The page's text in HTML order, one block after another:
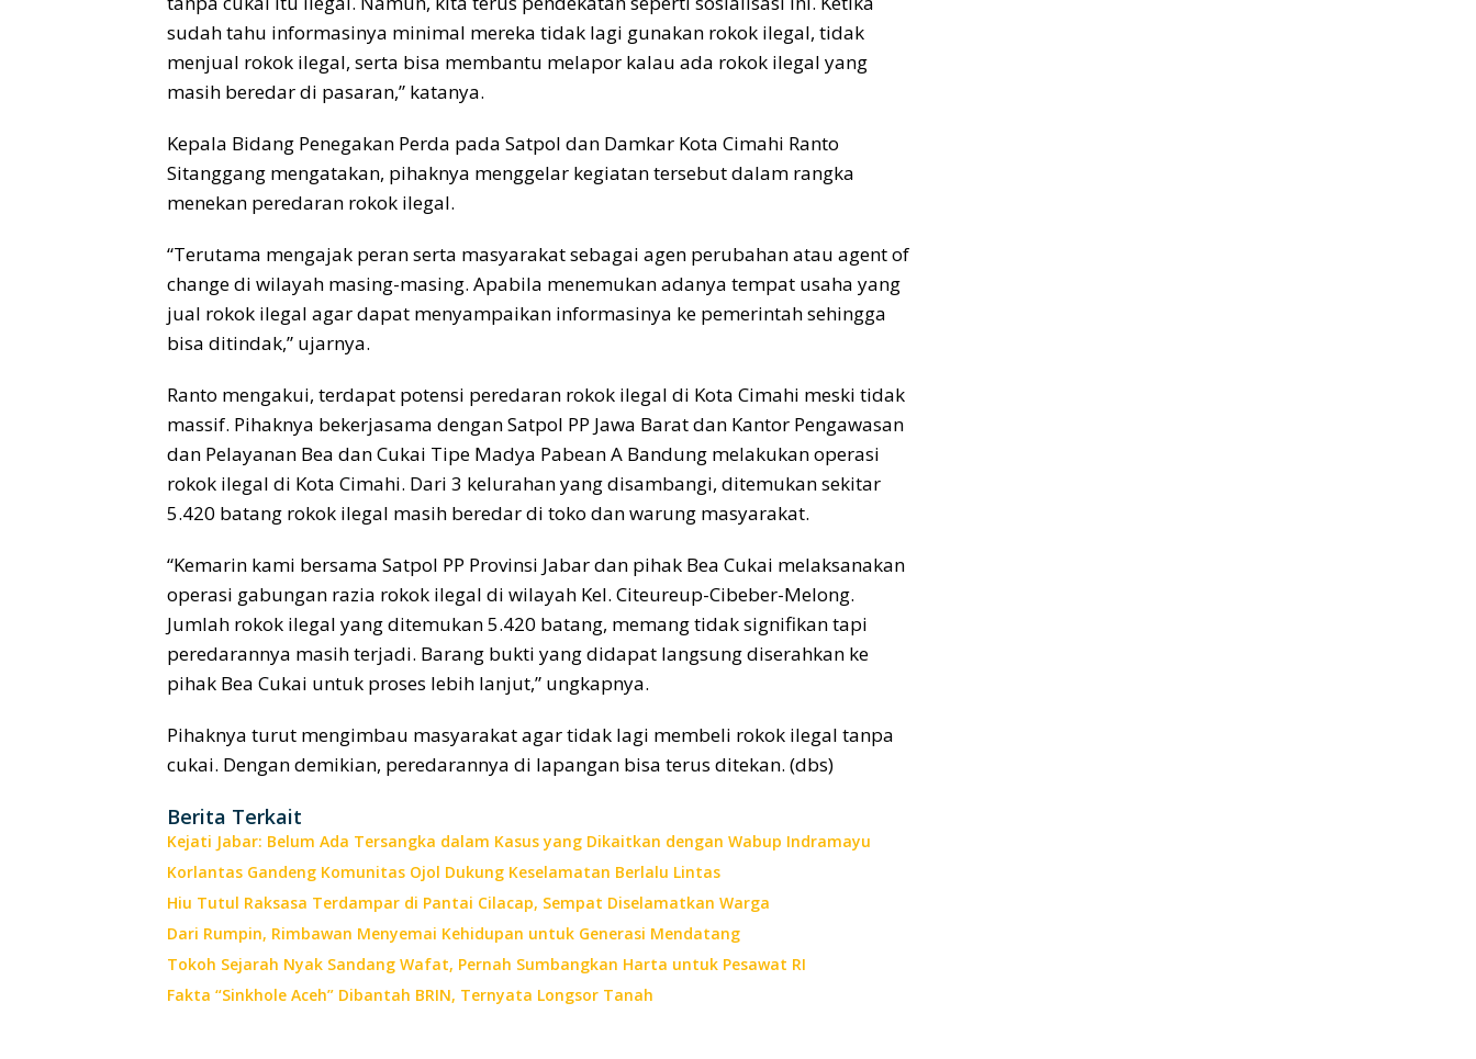
sudah tahu informasinya minimal mereka tidak lagi gunakan rokok ilegal, tidak
menjual rokok ilegal, serta bisa membantu melapor kalau ada rokok ilegal yang
masih beredar di pasaran,” katanya.
Kepala Bidang Penegakan Perda pada Satpol dan Damkar Kota Cimahi Ranto
Sitanggang mengatakan, pihaknya menggelar kegiatan tersebut dalam rangka
menekan peredaran rokok ilegal.
“Terutama mengajak peran serta masyarakat sebagai agen perubahan atau agent of
change di wilayah masing-masing. Apabila menemukan adanya tempat usaha yang
jual rokok ilegal agar dapat menyampaikan informasinya ke pemerintah sehingga
bisa ditindak,” ujarnya.
Ranto mengakui, terdapat potensi peredaran rokok ilegal di Kota Cimahi meski tidak
massif. Pihaknya bekerjasama dengan Satpol PP Jawa Barat dan Kantor Pengawasan
dan Pelayanan Bea dan Cukai Tipe Madya Pabean A Bandung melakukan operasi
rokok ilegal di Kota Cimahi. Dari 3 kelurahan yang disambangi, ditemukan sekitar
5.420 batang rokok ilegal masih beredar di toko dan warung masyarakat.
“Kemarin kami bersama Satpol PP Provinsi Jabar dan pihak Bea Cukai melaksanakan
operasi gabungan razia rokok ilegal di wilayah Kel. Citeureup-Cibeber-Melong.
Jumlah rokok ilegal yang ditemukan 5.420 batang, memang tidak signifikan tapi
peredarannya masih terjadi. Barang bukti yang didapat langsung diserahkan ke
pihak Bea Cukai untuk proses lebih lanjut,” ungkapnya.
Pihaknya turut mengimbau masyarakat agar tidak lagi membeli rokok ilegal tanpa
cukai. Dengan demikian, peredarannya di lapangan bisa terus ditekan. (dbs)
Berita Terkait
Kejati Jabar: Belum Ada Tersangka dalam Kasus yang Dikaitkan dengan Wabup Indramayu
Korlantas Gandeng Komunitas Ojol Dukung Keselamatan Berlalu Lintas
Hiu Tutul Raksasa Terdampar di Pantai Cilacap, Sempat Diselamatkan Warga
Dari Rumpin, Rimbawan Menyemai Kehidupan untuk Generasi Mendatang
Tokoh Sejarah Nyak Sandang Wafat, Pernah Sumbangkan Harta untuk Pesawat RI
Fakta “Sinkhole Aceh” Dibantah BRIN, Ternyata Longsor Tanah